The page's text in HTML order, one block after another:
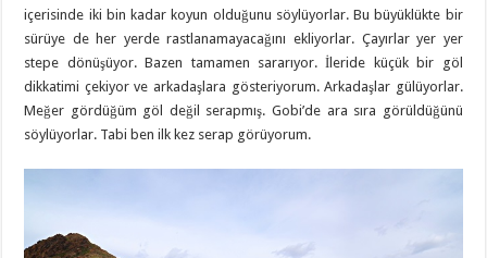
içerisinde iki bin kadar koyun olduğunu söylüyorlar. Bu büyüklükte bir
sürüye de her yerde rastlanamayacağını ekliyorlar. Çayırlar yer yer
stepe dönüşüyor. Bazen tamamen sararıyor. İleride küçük bir göl
dikkatimi çekiyor ve arkadaşlara gösteriyorum. Arkadaşlar gülüyorlar.
Meğer gördüğüm göl değil serapmış. Gobi’de ara sıra görüldüğünü
söylüyorlar. Tabi ben ilk kez serap görüyorum.